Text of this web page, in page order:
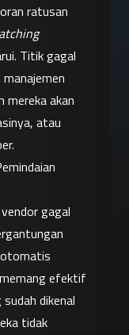
ratusan
Titik gagal
mereka akan
atau
gagal
otomatis
efektif
dikenal
tidak